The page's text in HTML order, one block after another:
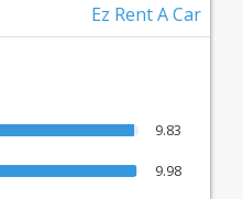
Ez Rent A Car
9.83
9.98